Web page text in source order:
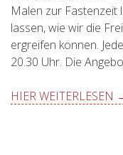
Malen zur Fastenzeit
lassen, wie wir die
ergreifen können.
20.30 Uhr. Die
HIER WEITERLESEN